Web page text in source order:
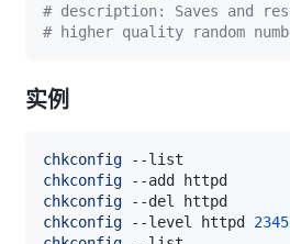
# description: Saves and
# higher quality random
实例
chkconfig --list
chkconfig --add httpd
chkconfig --del httpd
chkconfig --level httpd 2345